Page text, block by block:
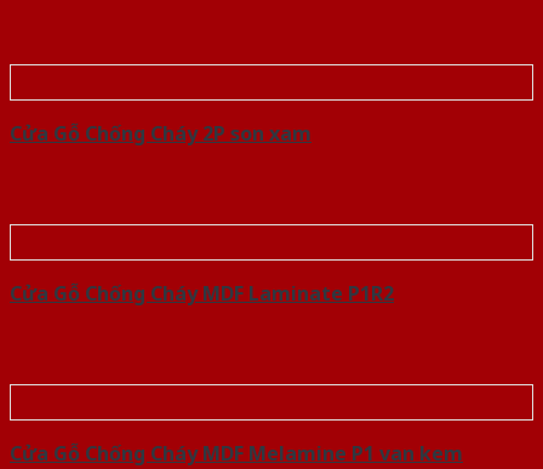
Cửa Gỗ Chống Cháy 2P son xam
Cửa Gỗ Chống Cháy MDF Laminate P1R2
Cửa Gỗ Chống Cháy MDF Melamine P1 van kem